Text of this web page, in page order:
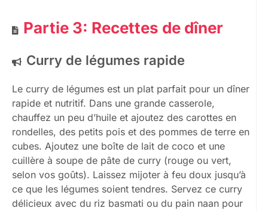
Partie 3: Recettes de dîner
Curry de légumes rapide
Le curry de légumes est un plat parfait pour un dîner
rapide et nutritif. Dans une grande casserole,
chauffez un peu d’huile et ajoutez des carottes en
rondelles, des petits pois et des pommes de terre en
cubes. Ajoutez une boîte de lait de coco et une
cuillère à soupe de pâte de curry (rouge ou vert,
selon vos goûts). Laissez mijoter à feu doux jusqu’à
ce que les légumes soient tendres. Servez ce curry
délicieux avec du riz basmati ou du pain naan pour